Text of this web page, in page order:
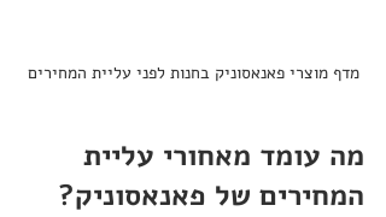
מדף מוצרי פאנאסוניק בחנות לפני עליית המחירים
מה עומד מאחורי עליית
המחירים של פאנאסוניק?